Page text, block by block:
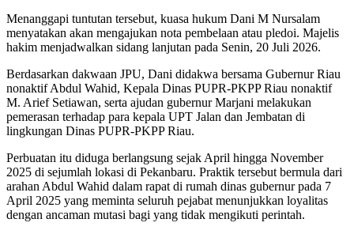
Menanggapi tuntutan tersebut, kuasa hukum Dani M Nursalam
menyatakan akan mengajukan nota pembelaan atau pledoi. Majelis
hakim menjadwalkan sidang lanjutan pada Senin, 20 Juli 2026.
Berdasarkan dakwaan JPU, Dani didakwa bersama Gubernur Riau
nonaktif Abdul Wahid, Kepala Dinas PUPR-PKPP Riau nonaktif
M. Arief Setiawan, serta ajudan gubernur Marjani melakukan
pemerasan terhadap para kepala UPT Jalan dan Jembatan di
lingkungan Dinas PUPR-PKPP Riau.
Perbuatan itu diduga berlangsung sejak April hingga November
2025 di sejumlah lokasi di Pekanbaru. Praktik tersebut bermula dari
arahan Abdul Wahid dalam rapat di rumah dinas gubernur pada 7
April 2025 yang meminta seluruh pejabat menunjukkan loyalitas
dengan ancaman mutasi bagi yang tidak mengikuti perintah.